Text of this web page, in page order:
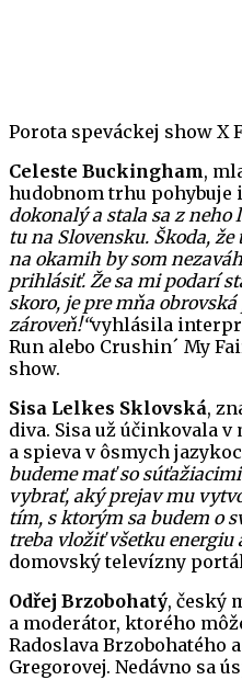
Porota speváckej show X
Celeste Buckingham,
hudobnom trhu pohybuje
dokonalý a stala sa z neho
tu na Slovensku. Škoda,
na okamih by som
prihlásiť. Že sa mi podarí
skoro, je pre mňa
zároveň!“vyhlásila
Run alebo Crushin´ My
show.
Sisa Lelkes Sklovská,
diva. Sisa už účinkovala
a spieva v ôsmych
budeme mať so
vybrať, aký prejav mu
tím, s ktorým sa budem o
treba vložiť všetku energiu
domovský televízny
Odřej Brzobohatý, český
a moderátor, ktorého
Radoslava Brzobohatého
Gregorovej. Nedávno sa